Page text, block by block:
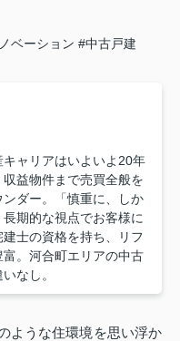
ベーション #中古戸建
ャリアはいよいよ20年
益物件まで売買全般を
ダー。「慎重に、しか
期的な視点でお客様に
士の資格を持ち、リフ
。河合町エリアの中古
なし。
ような住環境を思い浮か